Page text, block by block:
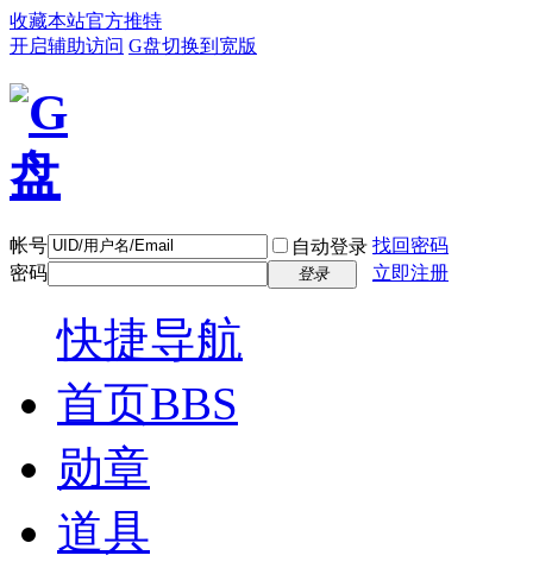
收藏本站官方推特
开启辅助访问 G盘切换到宽版
帐号 自动登录 找回密码
密码
登录 立即注册
快捷导航
首页BBS
勋章
道具